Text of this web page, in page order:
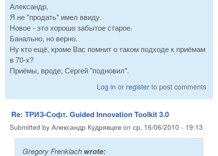
Александр,
Я не "продать" имел ввиду.
Новое - это хорошо забытое старое.
Банально, но верно.
Ну кто ещё, кроме Вас помнит о таком подходе к приёмам
в 70-х?
Приёмы, вроде, Сергей "подновил".
Log in or register to post comments
Re: ТРИЗ-Софт. Guided Innovation Toolkit 3.0
Submitted by Александр Кудрявцев on ср, 16/06/2010 - 19:13
Gregory Frenklach wrote: